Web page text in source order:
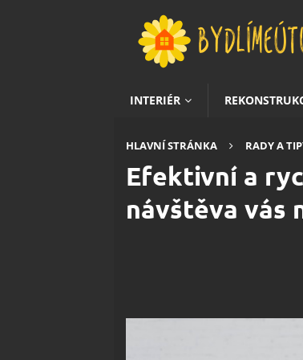
INTERIÉR
HLAVNÍ STRÁNKA RADY A
Efektivní a
návštěva vás